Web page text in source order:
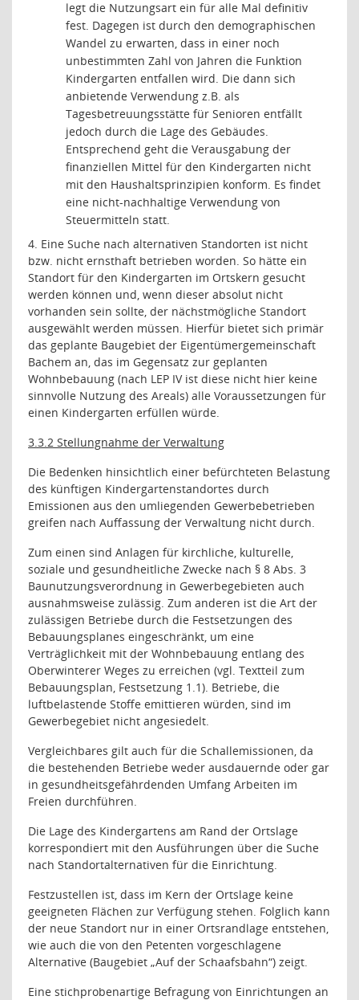
legt die Nutzungsart ein für alle Mal definitiv
fest. Dagegen ist durch den demographischen
Wandel zu erwarten, dass in einer noch
unbestimmten Zahl von Jahren die Funktion
Kindergarten entfallen wird. Die dann sich
anbietende Verwendung z.B. als
Tagesbetreuungsstätte für Senioren entfällt
jedoch durch die Lage des Gebäudes.
Entsprechend geht die Verausgabung der
finanziellen Mittel für den Kindergarten nicht
mit den Haushaltsprinzipien konform. Es findet
eine nicht-nachhaltige Verwendung von
Steuermitteln statt.
4. Eine Suche nach alternativen Standorten ist nicht
bzw. nicht ernsthaft betrieben worden. So hätte ein
Standort für den Kindergarten im Ortskern gesucht
werden können und, wenn dieser absolut nicht
vorhanden sein sollte, der nächstmögliche Standort
ausgewählt werden müssen. Hierfür bietet sich primär
das geplante Baugebiet der Eigentümergemeinschaft
Bachem an, das im Gegensatz zur geplanten
Wohnbebauung (nach LEP IV ist diese nicht hier keine
sinnvolle Nutzung des Areals) alle Voraussetzungen für
einen Kindergarten erfüllen würde.
3.3.2 Stellungnahme der Verwaltung
Die Bedenken hinsichtlich einer befürchteten Belastung
des künftigen Kinder­garten­standortes durch
Emissionen aus den umliegenden Gewerbebetrieben
greifen nach Auffassung der Verwaltung nicht durch.
Zum einen sind Anlagen für kirchliche, kulturelle,
soziale und gesundheitliche Zwecke nach § 8 Abs. 3
Baunutzungsverordnung in Gewerbegebieten auch
ausnahmsweise zulässig. Zum anderen ist die Art der
zulässigen Betriebe durch die Festsetzungen des
Bebauungsplanes eingeschränkt, um eine
Verträglichkeit mit der Wohnbebauung entlang des
Oberwinterer Weges zu erreichen (vgl. Textteil zum
Bebauungsplan, Festsetzung 1.1). Betriebe, die
luftbelastende Stoffe emittieren würden, sind im
Gewerbegebiet nicht angesiedelt.
Vergleichbares gilt auch für die Schallemissionen, da
die bestehenden Betriebe weder ausdauernde oder gar
in gesundheitsgefährdenden Umfang Arbeiten im
Freien durchführen.
Die Lage des Kindergartens am Rand der Ortslage
korrespondiert mit den Ausführungen über die Suche
nach Standortalternativen für die Einrichtung.
Festzustellen ist, dass im Kern der Ortslage keine
geeigneten Flächen zur Verfügung stehen. Folglich kann
der neue Standort nur in einer Ortsrandlage entstehen,
wie auch die von den Petenten vorgeschlagene
Alternative (Baugebiet „Auf der Schaafsbahn“) zeigt.
Eine stichprobenartige Befragung von Einrichtungen an